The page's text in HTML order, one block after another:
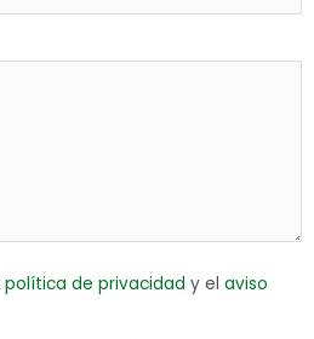
política de privacidad y el aviso